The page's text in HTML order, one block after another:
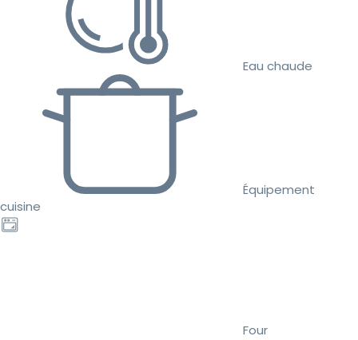
Eau chaude
Équipement
cuisine
Four